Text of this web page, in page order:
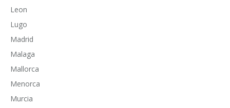
Leon
Lugo
Madrid
Malaga
Mallorca
Menorca
Murcia